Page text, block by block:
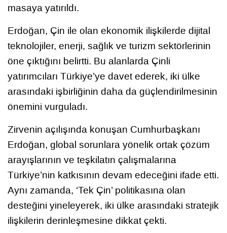
masaya yatırıldı.
Erdoğan, Çin ile olan ekonomik ilişkilerde dijital
teknolojiler, enerji, sağlık ve turizm sektörlerinin
öne çıktığını belirtti. Bu alanlarda Çinli
yatırımcıları Türkiye’ye davet ederek, iki ülke
arasındaki işbirliğinin daha da güçlendirilmesinin
önemini vurguladı.
Zirvenin açılışında konuşan Cumhurbaşkanı
Erdoğan, global sorunlara yönelik ortak çözüm
arayışlarının ve teşkilatın çalışmalarına
Türkiye’nin katkısının devam edeceğini ifade etti.
Aynı zamanda, ‘Tek Çin’ politikasına olan
desteğini yineleyerek, iki ülke arasındaki stratejik
ilişkilerin derinleşmesine dikkat çekti.